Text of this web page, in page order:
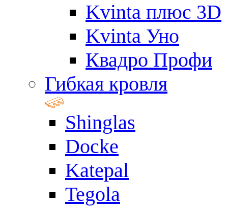
Kvinta плюс 3D
Kvinta Уно
Квадро Профи
Гибкая кровля
Shinglas
Docke
Katepal
Tegola